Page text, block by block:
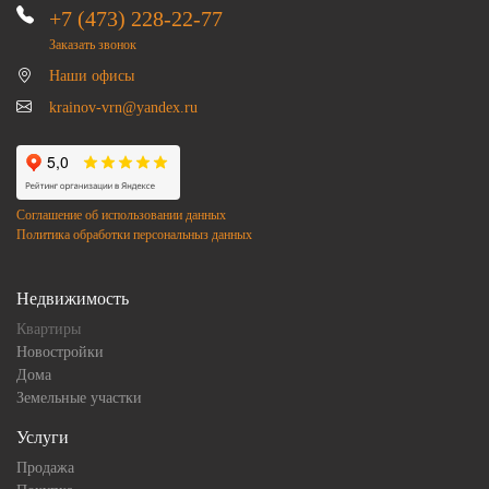
+7 (473) 228-22-77
Заказать звонок
Наши офисы
krainov-vrn@yandex.ru
Соглашение об использовании данных
Политика обработки персональныз данных
Недвижимость
Квартиры
Новостройки
Дома
Земельные участки
Услуги
Продажа